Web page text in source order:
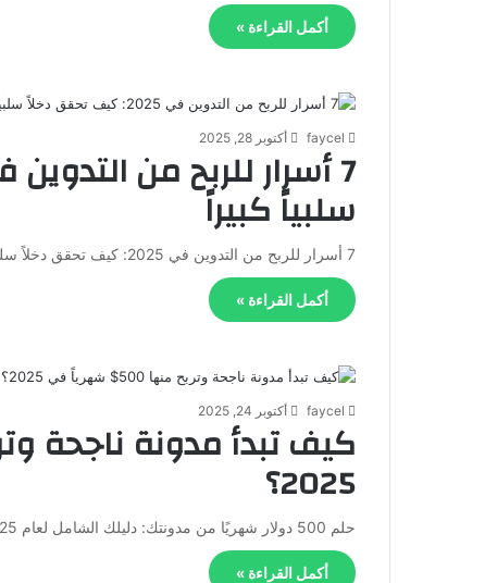
أكمل القراءة »
faycel أكتوبر 28, 2025
سلبياً كبيراً
7 أسرار للربح من التدوين في 2025: كيف تحقق دخلاً سلبياً كبيراً أهلاً بك يا صديقي في عالم الربح من…
أكمل القراءة »
faycel أكتوبر 24, 2025
2025؟
حلم 500 دولار شهريًا من مدونتك: دليلك الشامل لعام 2025 صديقي، كم مرة سمعت عن الربح من الإنترنت وتمنيت أن…
أكمل القراءة »